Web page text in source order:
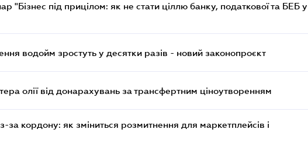
"Бізнес під прицілом: як не стати ціллю банку, податкової та БЕБ у
водойм зростуть у десятки разів - новий законопроєкт
олії від донарахувань за трансфертним ціноутворенням
за кордону: як зміниться розмитнення для маркетплейсів і